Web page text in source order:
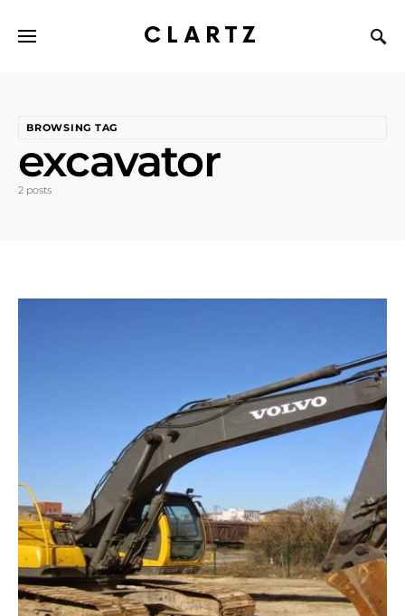
CLARTZ
BROWSING TAG
excavator
2 posts